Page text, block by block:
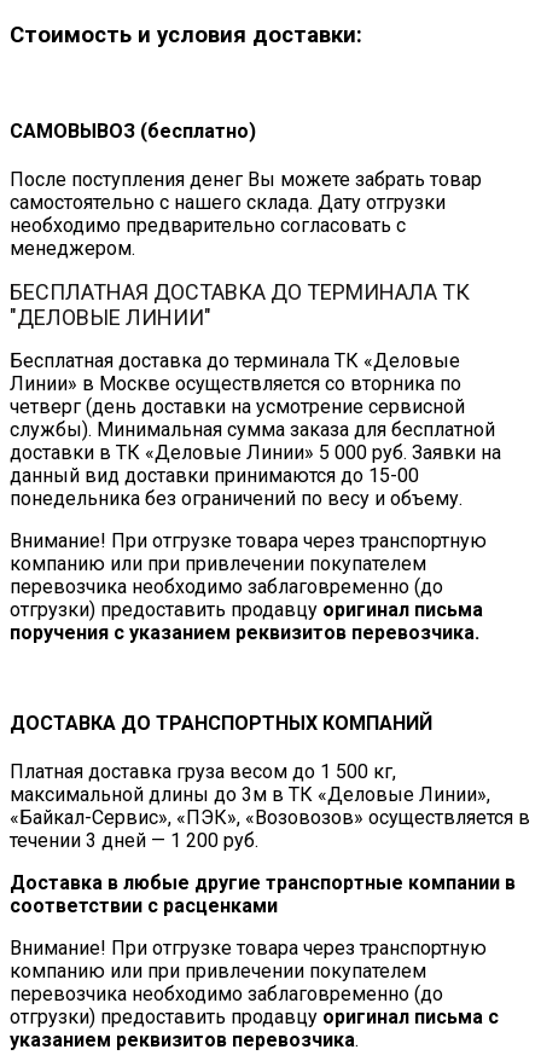
Стоимость и условия доставки:
САМОВЫВОЗ (бесплатно)
После поступления денег Вы можете забрать товар
самостоятельно с нашего склада. Дату отгрузки
необходимо предварительно согласовать с
менеджером.
БЕСПЛАТНАЯ ДОСТАВКА ДО ТЕРМИНАЛА ТК
"ДЕЛОВЫЕ ЛИНИИ"
Бесплатная доставка до терминала ТК «Деловые
Линии» в Москве осуществляется со вторника по
четверг (день доставки на усмотрение сервисной
службы). Минимальная сумма заказа для бесплатной
доставки в ТК «Деловые Линии» 5 000 руб. Заявки на
данный вид доставки принимаются до 15-00
понедельника без ограничений по весу и объему.
Внимание! При отгрузке товара через транспортную
компанию или при привлечении покупателем
перевозчика необходимо заблаговременно (до
отгрузки) предоставить продавцу оригинал письма
поручения с указанием реквизитов перевозчика.
ДОСТАВКА ДО ТРАНСПОРТНЫХ КОМПАНИЙ
Платная доставка груза весом до 1 500 кг,
максимальной длины до 3м в ТК «Деловые Линии»,
«Байкал-Сервис», «ПЭК», «Возовозов» осуществляется в
течении 3 дней — 1 200 руб.
Доставка в любые другие транспортные компании в
соответствии с расценками
Внимание! При отгрузке товара через транспортную
компанию или при привлечении покупателем
перевозчика необходимо заблаговременно (до
отгрузки) предоставить продавцу оригинал письма с
указанием реквизитов перевозчика.